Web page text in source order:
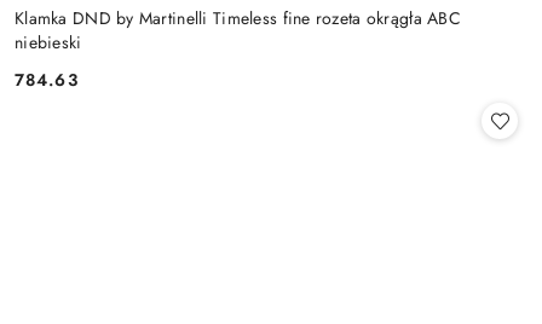
Klamka DND by Martinelli Timeless fine rozeta okrągła ABC
niebieski
Cena:
784.63